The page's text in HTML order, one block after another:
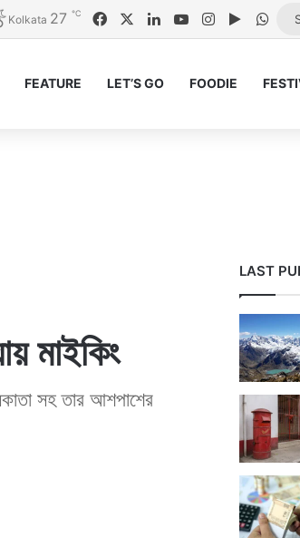
Kolkata 27 ℃ FacebookLinkedInYouTubeInstagramGoogle
FEATURE LET’S GO FOODIE
মাইকিং
সহ তার আশপাশের
LAST